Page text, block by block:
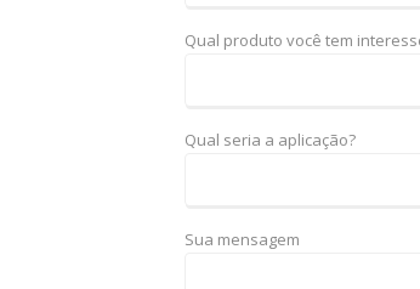
Qual produto você tem
Qual seria a aplicação?
Sua mensagem